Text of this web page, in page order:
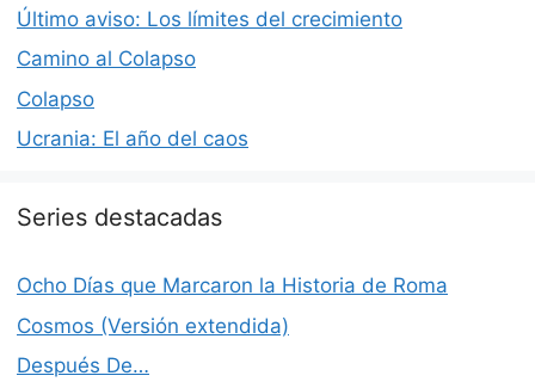
Último aviso: Los límites del crecimiento
Camino al Colapso
Colapso
Ucrania: El año del caos
Series destacadas
Ocho Días que Marcaron la Historia de Roma
Cosmos (Versión extendida)
Después De…